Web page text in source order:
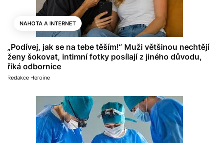
NAHOTA A INTERNET
„Podívej, jak se na tebe těším!“ Muži většinou nechtějí
ženy šokovat, intimní fotky posílají z jiného důvodu,
říká odbornice
Redakce Heroine